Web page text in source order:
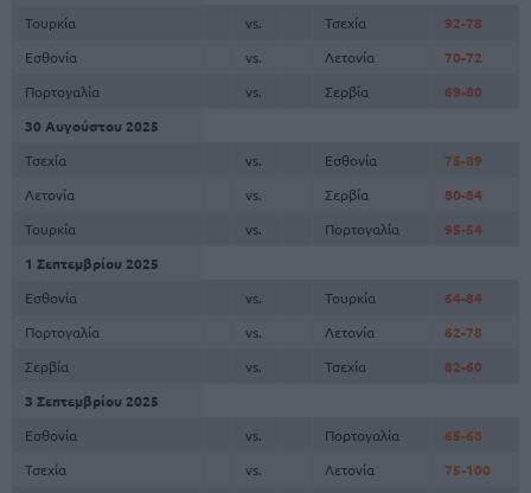
Τουρκία
vs. Τσεχία
92-78
Εσθονία
vs. Λετονία
70-72
Πορτογαλία
vs. Σερβία
69-80
30 Αυγούστου 2025
Τσεχία
vs. Εσθονία
75-89
Λετονία
vs. Σερβία
80-84
Τουρκία
vs. Πορτογαλία
95-54
1 Σεπτεμβρίου 2025
Εσθονία
vs. Τουρκία
64-84
Πορτογαλία
vs. Λετονία
62-78
Σερβία
vs. Τσεχία
82-60
3 Σεπτεμβρίου 2025
Εσθονία
vs. Πορτογαλία
65-68
Τσεχία
vs. Λετονία
75-100